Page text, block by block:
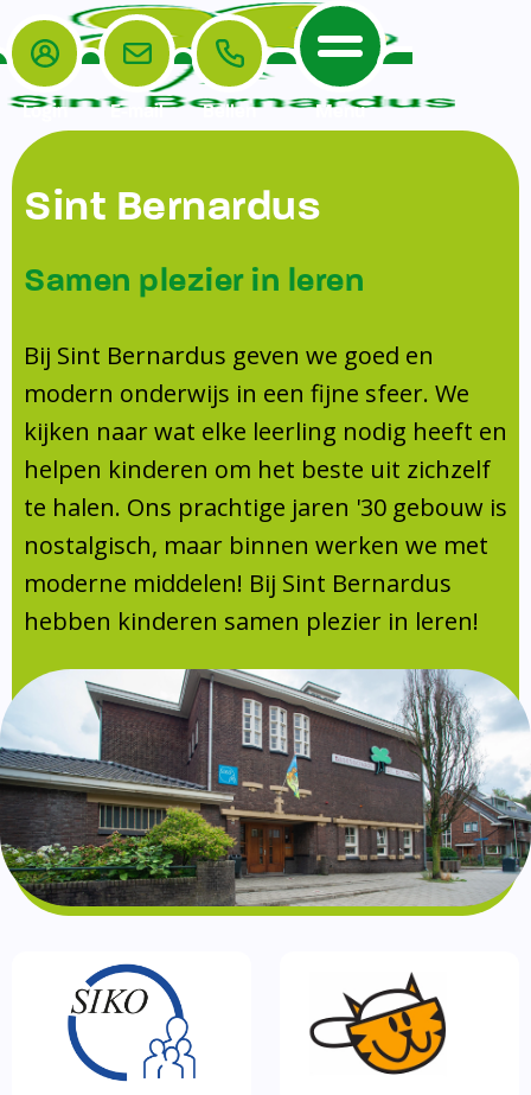
Home
De School
Veiligheidsplan
Onderwijs
Leerlingenraad
Leerlingenzorg
Doorstroomtoets
Jeugdprofessional op school
Centrum Jeugd en Gezin
Schoollogopedie
schoolondersteuningsprofiel
Schooltijden
Absentie
Vakanties
Aanmelden
Schoolgids
Gezonde school
Kinderopvang
BSO
Routebeschrijving
Privacy
Het Team
Ouders
Ouders
TussenSchoolse Opvang (TSO)
Ouderraad (OR)
Medezeggenschapsraad (MR)
Formulieren
Klachtenregeling
Contact
Login E-mail Bellen Menu
Sint Bernardus
Samen plezier in leren
Bij Sint Bernardus geven we goed en
modern onderwijs in een fijne sfeer. We
kijken naar wat elke leerling nodig heeft en
helpen kinderen om het beste uit zichzelf
te halen. Ons prachtige jaren '30 gebouw is
nostalgisch, maar binnen werken we met
moderne middelen! Bij Sint Bernardus
hebben kinderen samen plezier in leren!